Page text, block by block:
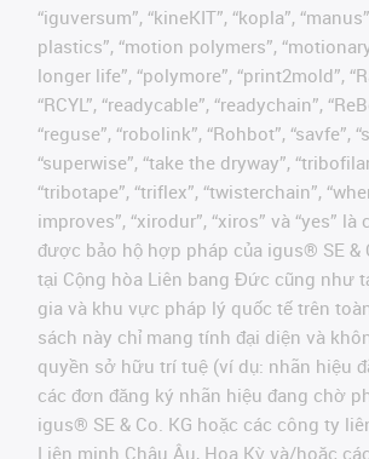
“iguversum”, “kineKIT”, “kopla”,
plastics”, “motion polymers”,
longer life”, “polymore”, “print2mold”,
“RCYL”, “readycable”, “readychain”,
“reguse”, “robolink”, “Rohbot”, “savfe”,
“superwise”, “take the dryway”,
“tribotape”, “triflex”, “twisterchain”,
improves”, “xirodur”, “xiros” và “yes”
được bảo hộ hợp pháp của igus® SE &
tại Cộng hòa Liên bang Đức cũng như
gia và khu vực pháp lý quốc tế trên
sách này chỉ mang tính đại diện và
quyền sở hữu trí tuệ (ví dụ: nhãn hiệu
các đơn đăng ký nhãn hiệu đang chờ
igus® SE & Co. KG hoặc các công ty
Liên minh Châu Âu, Hoa Kỳ và/hoặc